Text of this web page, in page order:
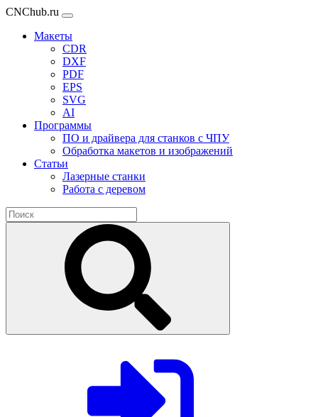
CNChub.ru
Макеты
CDR
DXF
PDF
EPS
SVG
AI
Программы
ПО и драйвера для станков с ЧПУ
Обработка макетов и изображений
Статьи
Лазерные станки
Работа с деревом